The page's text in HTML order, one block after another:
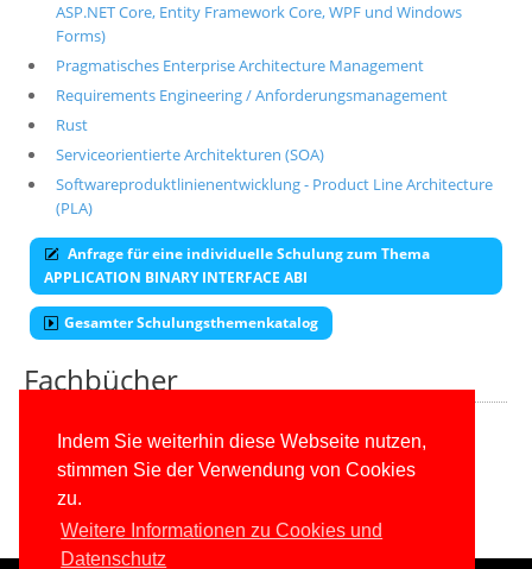
Indem Sie weiterhin diese Webseite nutzen,
stimmen Sie der Verwendung von Cookies
zu.
Weitere Informationen zu Cookies und
Datenschutz
ASP.NET Core, Entity Framework Core, WPF und Windows
Forms)
Pragmatisches Enterprise Architecture Management
Requirements Engineering / Anforderungsmanagement
Rust
Serviceorientierte Architekturen (SOA)
Softwareproduktlinienentwicklung - Product Line Architecture
(PLA)
Anfrage für eine individuelle Schulung zum Thema
APPLICATION BINARY INTERFACE ABI
Gesamter Schulungsthemenkatalog
Fachbücher
Alle unsere aktuellen Fachbücher
E-Book-Abo für ab 99 Euro im Jahr